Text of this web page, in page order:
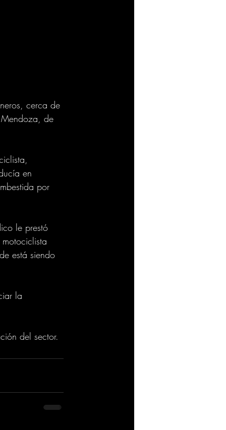
cerca de
de
en
por
le prestó
está siendo
la
del sector.